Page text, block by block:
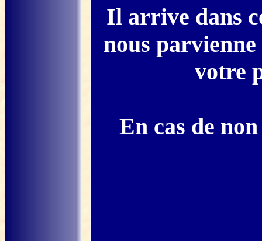
Il arrive dans
nous
votre
En cas de